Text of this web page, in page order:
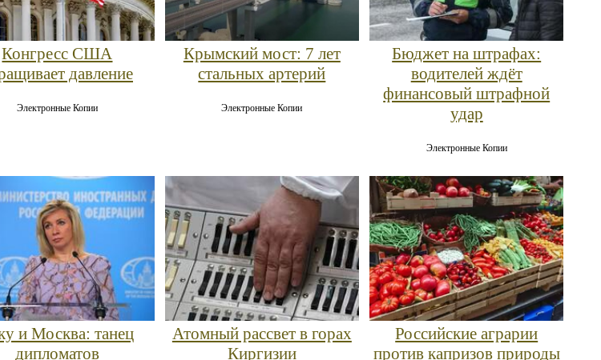
Конгресс США
давление
Электронные Копии
Крымский мост: 7 лет
стальных артерий
Электронные Копии
Бюджет на штрафах:
водителей ждёт
финансовый штрафной
удар
Электронные Копии
и Москва: танец
дипломатов
Атомный рассвет в горах
Киргизии
Российские аграрии
против капризов природы